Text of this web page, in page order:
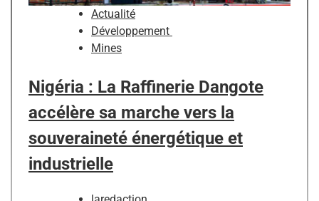
Actualité
Développement
Mines
Nigéria : La Raffinerie Dangote
accélère sa marche vers la
souveraineté énergétique et
industrielle